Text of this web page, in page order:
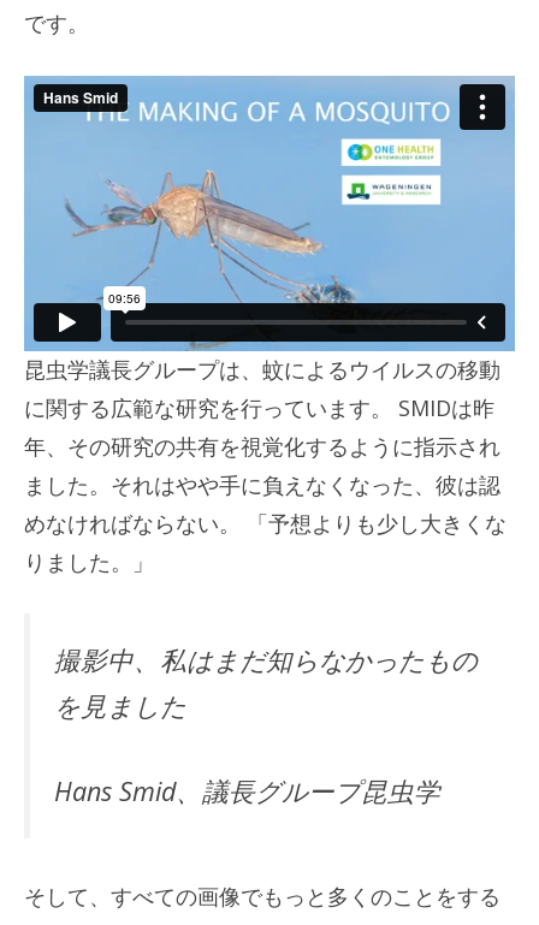
です。
昆虫学議長グループは、蚊によるウイルスの移動
に関する広範な研究を行っています。 SMIDは昨
年、その研究の共有を視覚化するように指示され
ました。それはやや手に負えなくなった、彼は認
めなければならない。 「予想よりも少し大きくな
りました。」
撮影中、私はまだ知らなかったもの
を見ました
Hans Smid、議長グループ昆虫学
そして、すべての画像でもっと多くのことをする